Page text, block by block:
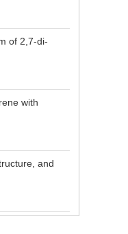
of 2,7-di-
with
and